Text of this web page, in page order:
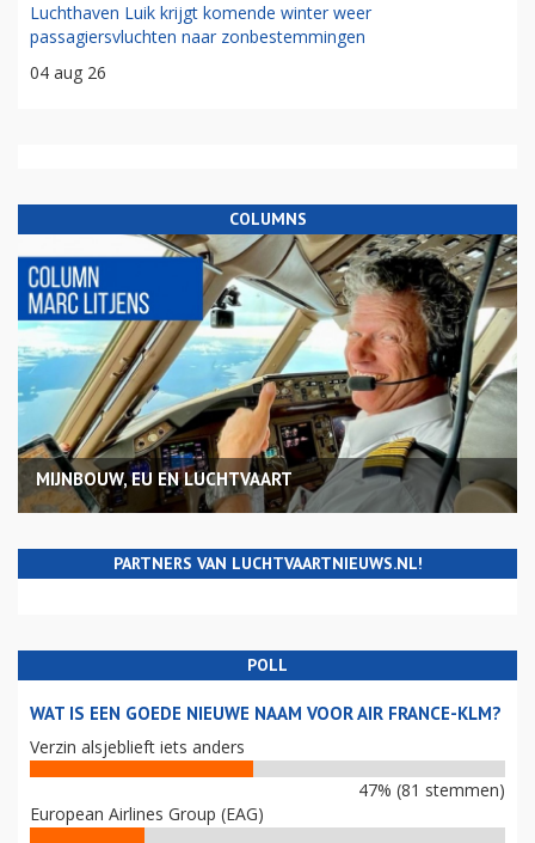
Luchthaven Luik krijgt komende winter weer
passagiersvluchten naar zonbestemmingen
04 aug 26
COLUMNS
MIJNBOUW, EU EN LUCHTVAART
PARTNERS VAN LUCHTVAARTNIEUWS.NL!
POLL
WAT IS EEN GOEDE NIEUWE NAAM VOOR AIR FRANCE-KLM?
Verzin alsjeblieft iets anders
47% (81 stemmen)
European Airlines Group (EAG)